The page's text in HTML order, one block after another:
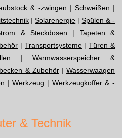
& -zwingen | Schweißen |
|Solarenergie | Spülen & -
& Steckdosen | Tapeten &
| Transportsysteme | Türen &
|Warmwasserspeicher &
& Zubehör|Wasserwaagen
|Werkzeug | Werkzeugkoffer & -
& Technik